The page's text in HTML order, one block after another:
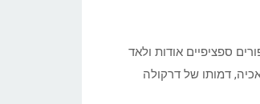
ספציפיים אודות ולאד
דמותו של דרקולה